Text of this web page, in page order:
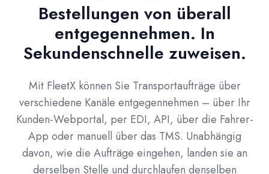
Bestellungen von überall
entgegennehmen. In
Sekundenschnelle zuweisen.
Mit FleetX können Sie Transportaufträge über
verschiedene Kanäle entgegennehmen – über Ihr
Kunden-Webportal, per EDI, API, über die Fahrer-
App oder manuell über das TMS. Unabhängig
davon, wie die Aufträge eingehen, landen sie an
derselben Stelle und durchlaufen denselben